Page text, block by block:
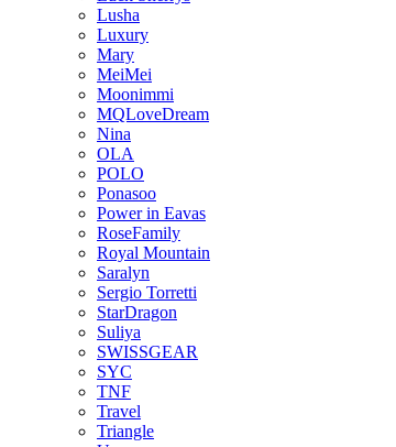
Lusha
Luxury
Mary
MeiMei
Moonimmi
MQLoveDream
Nina
OLA
POLO
Ponasoo
Power in Eavas
RoseFamily
Royal Mountain
Saralyn
Sergio Torretti
StarDragon
Suliya
SWISSGEAR
SYC
TNF
Travel
Triangle